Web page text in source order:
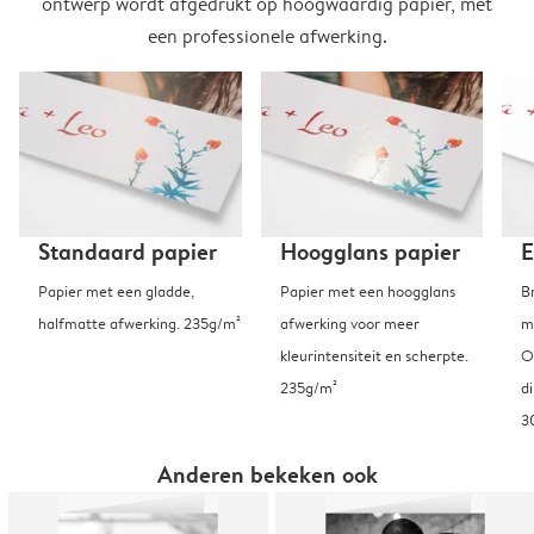
een professionele afwerking.
Standaard papier
Papier met een gladde,
halfmatte afwerking. 235g/m²
Hoogglans papier
Papier met een hoogglans
afwerking voor meer
kleurintensiteit en scherpte.
235g/m²
Anderen bekeken ook